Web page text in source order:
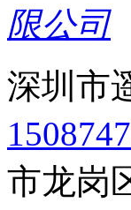
深圳市
市龙岗